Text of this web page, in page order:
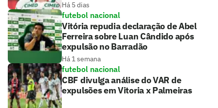
Há 5 dias
futebol nacional
Vitória repudia declaração de Abel
Ferreira sobre Luan Cândido após
expulsão no Barradão
Há 1 semana
futebol nacional
CBF divulga análise do VAR de
expulsões em Vitoria x Palmeiras